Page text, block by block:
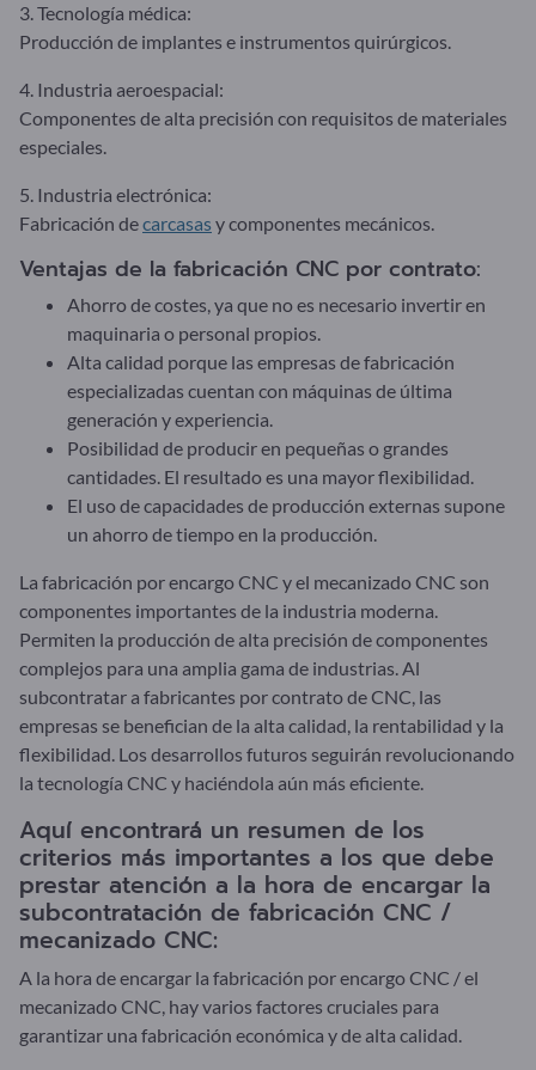
3. Tecnología médica:
Producción de implantes e instrumentos quirúrgicos.
4. Industria aeroespacial:
Componentes de alta precisión con requisitos de materiales
especiales.
5. Industria electrónica:
Fabricación decarcasasy componentes mecánicos.
Ventajas de la fabricación CNC por contrato:
Ahorro de costes, ya que no es necesario invertir en
maquinaria o personal propios.
Alta calidad porque las empresas de fabricación
especializadas cuentan con máquinas de última
generación y experiencia.
Posibilidad de producir en pequeñas o grandes
cantidades. El resultado es una mayor flexibilidad.
El uso de capacidades de producción externas supone
un ahorro de tiempo en la producción.
La fabricación por encargo CNC y el mecanizado CNC son
componentes importantes de la industria moderna.
Permiten la producción de alta precisión de componentes
complejos para una amplia gama de industrias. Al
subcontratar a fabricantes por contrato de CNC, las
empresas se benefician de la alta calidad, la rentabilidad y la
flexibilidad. Los desarrollos futuros seguirán revolucionando
la tecnología CNC y haciéndola aún más eficiente.
Aquí encontrará un resumen de los
criterios más importantes a los que debe
prestar atención a la hora de encargar la
subcontratación de fabricación CNC /
mecanizado CNC:
A la hora de encargar la fabricación por encargo CNC / el
mecanizado CNC, hay varios factores cruciales para
garantizar una fabricación económica y de alta calidad.